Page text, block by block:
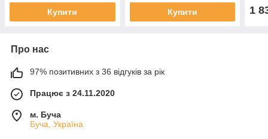
Купити Купити 1
Про нас
97% позитивних з 36 відгуків за рік
Працює з 24.11.2020
м. Буча
Буча, Україна